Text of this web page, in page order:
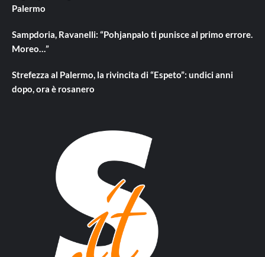
Palermo
Sampdoria, Ravanelli: “Pohjanpalo ti punisce al primo errore.
Moreo…”
Strefezza al Palermo, la rivincita di “Espeto”: undici anni
dopo, ora è rosanero